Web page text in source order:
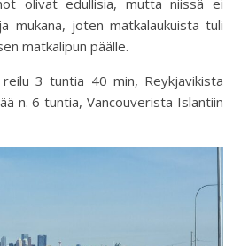
olivat edullisia, mutta niissä ei
mukana, joten matkalaukuista tuli
matkalipun päälle.
3 tuntia 40 min, Reykjavikista
n. 6 tuntia, Vancouverista Islantiin